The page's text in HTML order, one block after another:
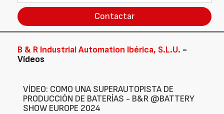
Contactar
B & R Industrial Automation Ibérica, S.L.U. -
Vídeos
VÍDEO: COMO UNA SUPERAUTOPISTA DE
PRODUCCIÓN DE BATERÍAS - B&R @BATTERY
SHOW EUROPE 2024